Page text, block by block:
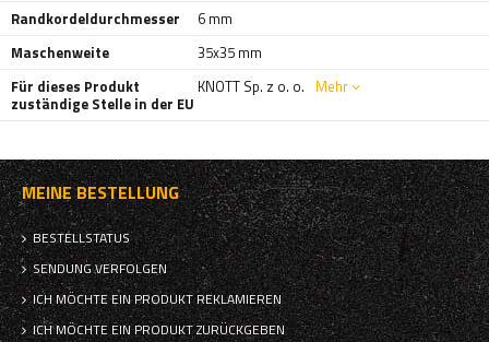
Randkordeldurchmesser
6 mm
Maschenweite
35x35 mm
Für dieses Produkt
zuständige Stelle in der EU
KNOTT Sp. z o. o. Mehr
MEINE BESTELLUNG
BESTELLSTATUS
SENDUNG VERFOLGEN
ICH MÖCHTE EIN PRODUKT REKLAMIEREN
ICH MÖCHTE EIN PRODUKT ZURÜCKGEBEN